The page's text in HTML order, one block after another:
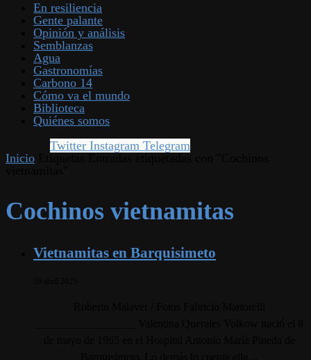
En resiliencia
Gente palante
Opinión y análisis
Semblanzas
Agua
Gastronomías
Carbono 14
Cómo va el mundo
Biblioteca
Quiénes somos
Twitter Instagram Telegram
Inicio
Cochinos vietnamitas
Vietnamitas en Barquisimeto